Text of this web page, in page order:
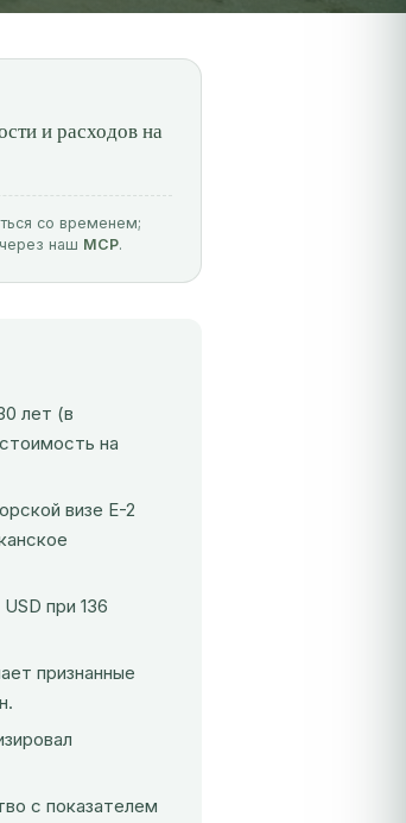
и расходов на
со временем;
наш MCP.
лет (в
на
визе E-2
при 136
признанные
с показателем